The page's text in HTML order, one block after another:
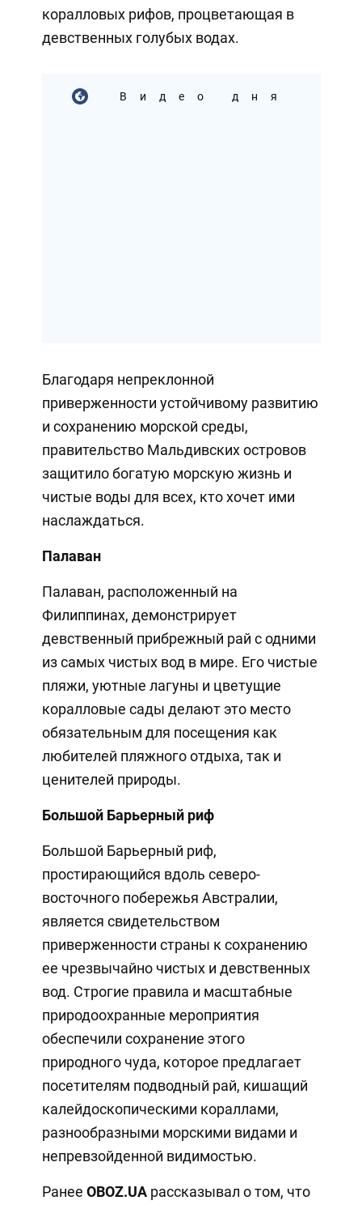
коралловых рифов, процветающая в
девственных голубых водах.
Видео дня
Благодаря непреклонной
приверженности устойчивому развитию
и сохранению морской среды,
правительство Мальдивских островов
защитило богатую морскую жизнь и
чистые воды для всех, кто хочет ими
наслаждаться.
Палаван
Палаван, расположенный на
Филиппинах, демонстрирует
девственный прибрежный рай с одними
из самых чистых вод в мире. Его чистые
пляжи, уютные лагуны и цветущие
коралловые сады делают это место
обязательным для посещения как
любителей пляжного отдыха, так и
ценителей природы.
Большой Барьерный риф
Большой Барьерный риф,
простирающийся вдоль северо-
восточного побережья Австралии,
является свидетельством
приверженности страны к сохранению
ее чрезвычайно чистых и девственных
вод. Строгие правила и масштабные
природоохранные мероприятия
обеспечили сохранение этого
природного чуда, которое предлагает
посетителям подводный рай, кишащий
калейдоскопическими кораллами,
разнообразными морскими видами и
непревзойденной видимостью.
Ранее OBOZ.UAрассказывал о том, что